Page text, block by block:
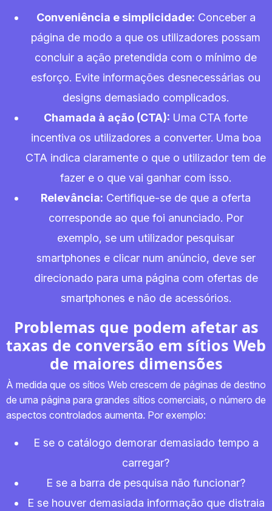
Conveniência e simplicidade: Conceber a
página de modo a que os utilizadores possam
concluir a ação pretendida com o mínimo de
esforço. Evite informações desnecessárias ou
designs demasiado complicados.
Chamada à ação (CTA): Uma CTA forte
incentiva os utilizadores a converter. Uma boa
CTA indica claramente o que o utilizador tem de
fazer e o que vai ganhar com isso.
Relevância: Certifique-se de que a oferta
corresponde ao que foi anunciado. Por
exemplo, se um utilizador pesquisar
smartphones e clicar num anúncio, deve ser
direcionado para uma página com ofertas de
smartphones e não de acessórios.
Problemas que podem afetar as
taxas de conversão em sítios Web
de maiores dimensões
À medida que os sítios Web crescem de páginas de destino
de uma página para grandes sítios comerciais, o número de
aspectos controlados aumenta. Por exemplo:
E se o catálogo demorar demasiado tempo a
carregar?
E se a barra de pesquisa não funcionar?
E se houver demasiada informação que distraia